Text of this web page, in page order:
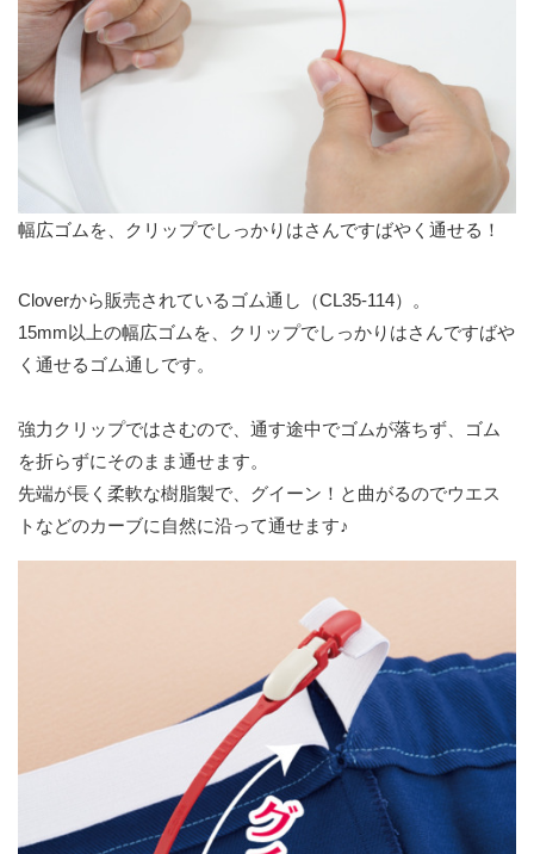
幅広ゴムを、クリップでしっかりはさんですばやく通せる！
Cloverから販売されているゴム通し（CL35-114）。
15mm以上の幅広ゴムを、クリップでしっかりはさんですばや
く通せるゴム通しです。
強力クリップではさむので、通す途中でゴムが落ちず、ゴム
を折らずにそのまま通せます。
先端が長く柔軟な樹脂製で、グイーン！と曲がるのでウエス
トなどのカーブに自然に沿って通せます♪